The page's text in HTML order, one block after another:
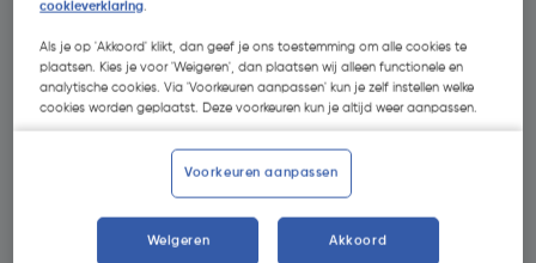
€ 25,64
Kies productvariant(5)
cookieverklaring.
Als je op 'Akkoord' klikt, dan geef je ons toestemming om alle cookies te
plaatsen. Kies je voor 'Weigeren', dan plaatsen wij alleen functionele en
analytische cookies. Via 'Voorkeuren aanpassen' kun je zelf instellen welke
cookies worden geplaatst. Deze voorkeuren kun je altijd weer aanpassen.
Voorkeuren aanpassen
Weigeren Akkoord